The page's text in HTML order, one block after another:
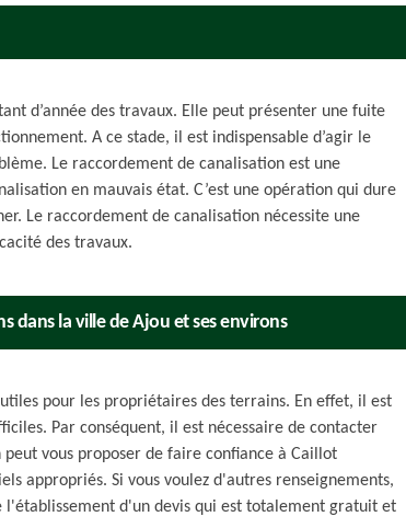
d’année des travaux. Elle peut présenter une fuite
A ce stade, il est indispensable d’agir le
Le raccordement de canalisation est une
en mauvais état. C’est une opération qui dure
Le raccordement de canalisation nécessite une
des travaux.
dans la ville de Ajou et ses environs
pour les propriétaires des terrains. En effet, il est
Par conséquent, il est nécessaire de contacter
vous proposer de faire confiance à Caillot
appropriés. Si vous voulez d'autres renseignements,
d'un devis qui est totalement gratuit et